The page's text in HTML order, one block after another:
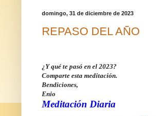
domingo, 31 de diciembre de 2023
REPASO DEL AÑO
¿Y qué te pasó en el 2023?
Comparte esta meditación.
Bendiciones,
Enio
Meditación Diaria